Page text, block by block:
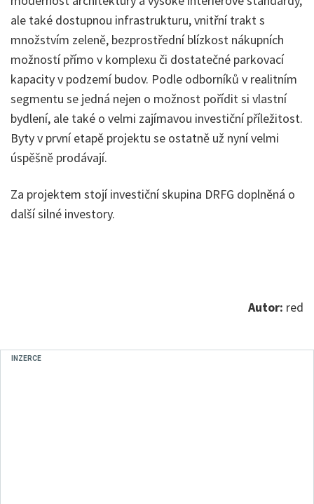
ale také dostupnou infrastrukturu, vnitřní trakt s
množstvím zeleně, bezprostřední blízkost nákupních
možností přímo v komplexu či dostatečné parkovací
kapacity v podzemí budov. Podle odborníků v realitním
segmentu se jedná nejen o možnost pořídit si vlastní
bydlení, ale také o velmi zajímavou investiční příležitost.
Byty v první etapě projektu se ostatně už nyní velmi
úspěšně prodávají.
Za projektem stojí investiční skupina DRFG doplněná o
další silné investory.
Autor: red
INZERCE